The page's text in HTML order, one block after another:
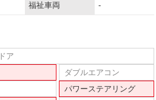
福祉車両 -
ア
ダブルエアコン
パワーステアリング